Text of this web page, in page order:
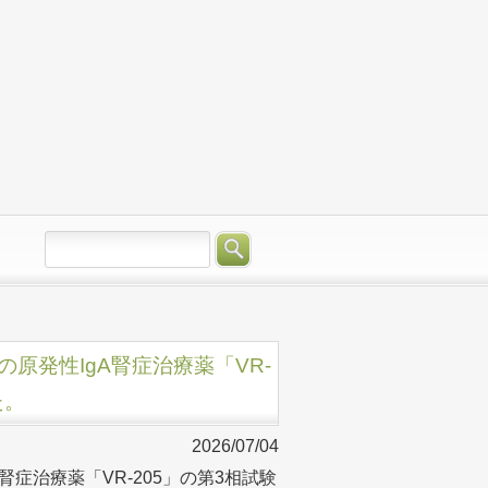
原発性IgA腎症治療薬「VR-
2026/07/04
症治療薬「VR-205」の第3相試験